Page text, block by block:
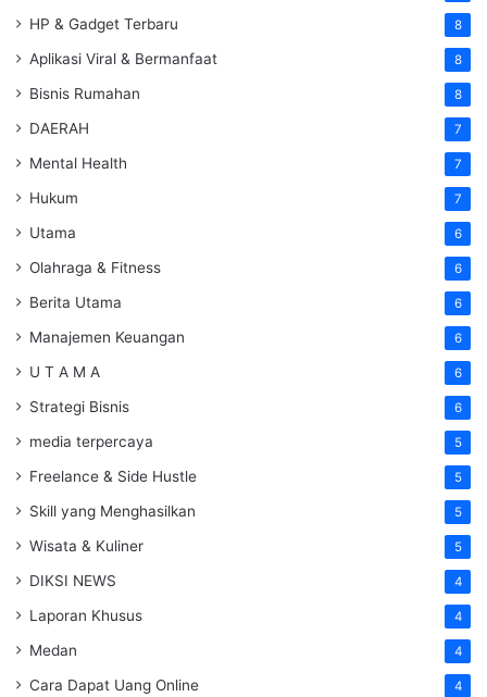
HP & Gadget Terbaru 8
Aplikasi Viral & Bermanfaat 8
Bisnis Rumahan 8
DAERAH 7
Mental Health 7
Hukum 7
Utama 6
Olahraga & Fitness 6
Berita Utama 6
Manajemen Keuangan 6
U T A M A 6
Strategi Bisnis 6
media terpercaya 5
Freelance & Side Hustle 5
Skill yang Menghasilkan 5
Wisata & Kuliner 5
DIKSI NEWS 4
Laporan Khusus 4
Medan 4
Cara Dapat Uang Online 4